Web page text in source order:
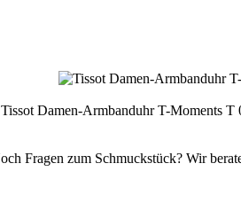
Tissot Damen-Armbanduhr T-Moments